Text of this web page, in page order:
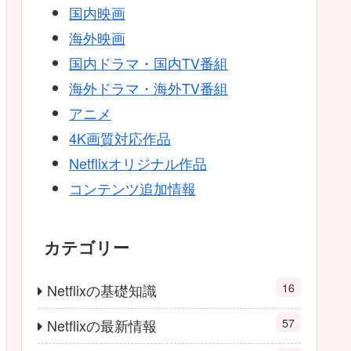
国内映画
海外映画
国内ドラマ・国内TV番組
海外ドラマ・海外TV番組
アニメ
4K画質対応作品
Netflixオリジナル作品
コンテンツ追加情報
カテゴリー
Netflixの基礎知識 16
Netflixの最新情報 57